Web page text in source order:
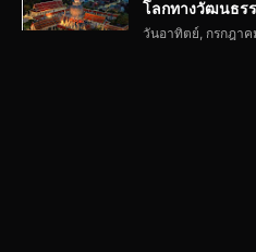
โลกทางวัฒนธร
วันอาทิตย์, กรกฎาค